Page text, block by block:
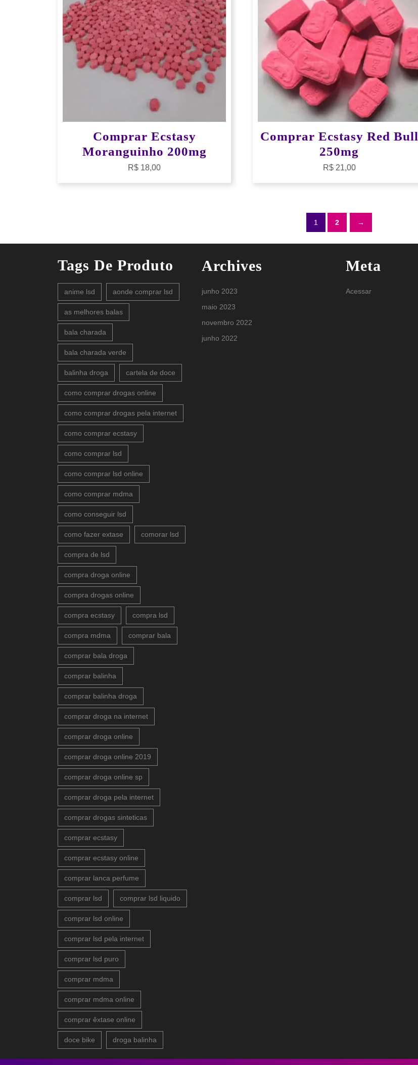
Comprar Ecstasy
Moranguinho 200mg
R$ 18,00
Comprar Ecstasy Red Bull
250mg
R$21,00
1 2 →
Tags De Produto
anime lsd aonde comprar lsd
as melhores balas
bala charada
bala charada verde
balinha droga cartela de doce
como comprar drogas online
como comprar drogas pela internet
como comprar ecstasy
como comprar lsd
como comprar lsd online
como comprar mdma
como conseguir lsd
como fazer extase comorar lsd
compra de lsd
compra droga online
compra drogas online
compra ecstasy compra lsd
compra mdma comprar bala
comprar bala droga
comprar balinha
comprar balinha droga
comprar droga na internet
comprar droga online
comprar droga online 2019
comprar droga online sp
comprar droga pela internet
comprar drogas sinteticas
comprar ecstasy
comprar ecstasy online
comprar lanca perfume
comprar lsd comprar lsd liquido
comprar lsd online
comprar lsd pela internet
comprar lsd puro
comprar mdma
comprar mdma online
comprar êxtase online
doce bike droga balinha
Archives
junho 2023
maio 2023
novembro 2022
junho 2022
Meta
Acessar